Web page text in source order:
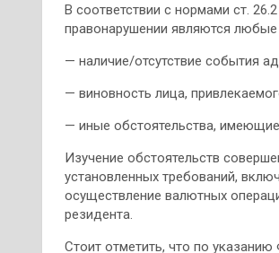
В соответствии с нормами ст.
правонарушении являются
— наличие/отсутствие события
— виновность лица,
— иные обстоятельства,
Изучение обстоятельств
установленных требований,
осуществление валютных
резидента.
Стоит отметить, что по